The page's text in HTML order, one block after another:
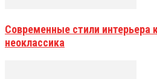
Современные стили интерьера
неоклассика